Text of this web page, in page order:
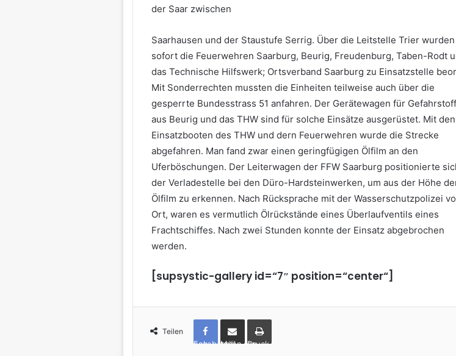
der Saar zwischen
Saarhausen und der Staustufe Serrig. Über die Leitstelle Trier wurden
sofort die Feuerwehren Saarburg, Beurig, Freudenburg, Taben-Rodt
das Technische Hilfswerk; Ortsverband Saarburg zu Einsatzstelle
Mit Sonderrechten mussten die Einheiten teilweise auch über die
gesperrte Bundesstrass 51 anfahren. Der Gerätewagen für
aus Beurig und das THW sind für solche Einsätze ausgerüstet. Mit den
Einsatzbooten des THW und dern Feuerwehren wurde die Strecke
abgefahren. Man fand zwar einen geringfügigen Ölfilm an den
Uferböschungen. Der Leiterwagen der FFW Saarburg positionierte
der Verladestelle bei den Düro-Hardsteinwerken, um aus der Höhe
Ölfilm zu erkennen. Nach Rücksprache mit der Wasserschutzpolizei
Ort, waren es vermutlich Ölrückstände eines Überlaufventils eines
Frachtschiffes. Nach zwei Stunden konnte der Einsatz abgebrochen
werden.
[supsystic-gallery id=“7″ position=“center“]
Teilen
Facebook per Mail teilen Drucken